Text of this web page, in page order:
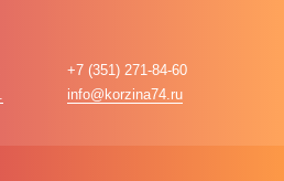
+7 (351) 271-84-60
info@korzina74.ru